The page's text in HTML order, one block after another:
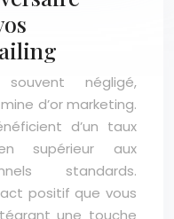
souvent négligé,
d’or marketing.
d’un taux
supérieur aux
standards.
positif que vous
une touche